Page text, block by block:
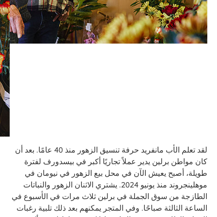
لقد تعلم الأب مانفريد حرفة تنسيق الزهور منذ 40 عامًا. بعد أن
كان مواطن برلين يدير عملاً تجاريًا أكبر في بيسدورف لفترة
طويلة، أصبح يعيش الآن في محل بيع الزهور في نيومان في
موهلينجروند منذ يونيو 2024. يشتري الاثنان الزهور والنباتات
الطازجة من سوق الجملة في برلين ثلاث مرات في الأسبوع في
الساعة الثالثة صباحًا. وفي المتجر يمكنهم بعد ذلك تلبية رغبات